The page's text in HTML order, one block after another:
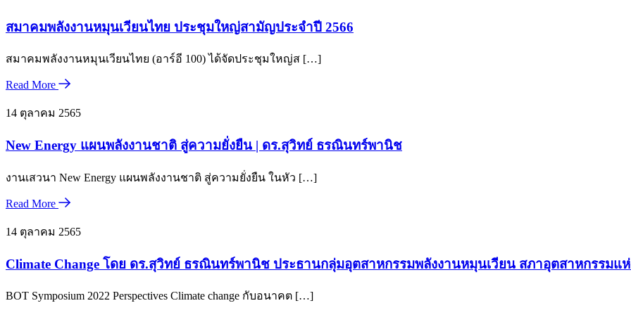
สมาคมพลังงานหมุนเวียนไทย ประชุมใหญ่สามัญประจำปี 2566
สมาคมพลังงานหมุนเวียนไทย (อาร์อี 100) ได้จัดประชุมใหญ่ส […]
Read More
14 ตุลาคม 2565
New Energy แผนพลังงานชาติ สู่ความยั่งยืน | ดร.สุวิทย์ ธรณินทร์พานิช
งานเสวนา New Energy แผนพลังงานชาติ สู่ความยั่งยืน ในหัว […]
Read More
14 ตุลาคม 2565
Climate Change โดย ดร.สุวิทย์ ธรณินทร์พานิช ประธานกลุ่มอุตสาหกรรมพลังงานหมุนเวียน สภาอุตสาหกรรมแห่
BOT Symposium 2022 Perspectives Climate change กับอนาคต […]